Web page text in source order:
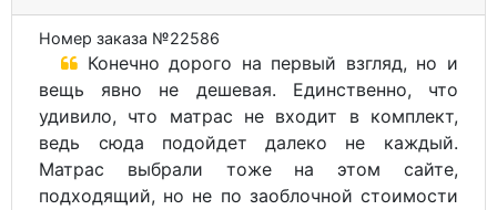
Номер заказа №22586
Конечно дорого на первый взгляд, но и
вещь явно не дешевая. Единственно, что
удивило, что матрас не входит в комплект,
ведь сюда подойдет далеко не каждый.
Матрас выбрали тоже на этом сайте,
подходящий, но не по заоблочной стоимости